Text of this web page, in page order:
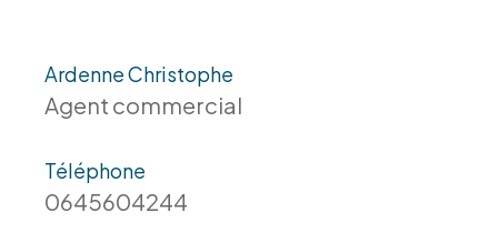
Ardenne Christophe
Agent commercial
Téléphone
0645604244